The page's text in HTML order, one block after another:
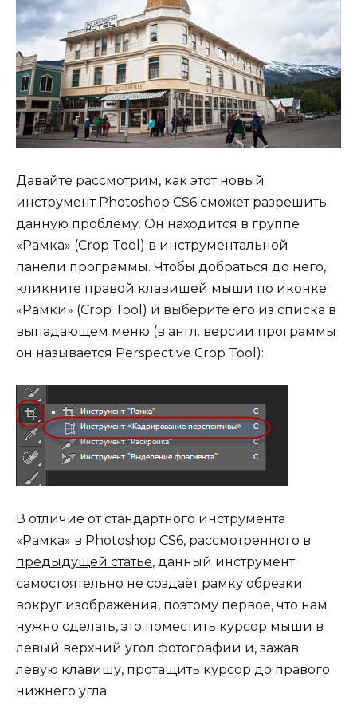
Давайте рассмотрим, как этот новый
инструмент Photoshop CS6 сможет разрешить
данную проблему. Он находится в группе
«Рамка» (Crop Tool) в инструментальной
панели программы. Чтобы добраться до него,
кликните правой клавишей мыши по иконке
«Рамки» (Crop Tool) и выберите его из списка в
выпадающем меню (в англ. версии программы
он называется Perspective Crop Tool):
В отличие от стандартного инструмента
«Рамка» в Photoshop CS6, рассмотренного в
предыдущей статье, данный инструмент
самостоятельно не создаёт рамку обрезки
вокруг изображения, поэтому первое, что нам
нужно сделать, это поместить курсор мыши в
левый верхний угол фотографии и, зажав
левую клавишу, протащить курсор до правого
нижнего угла.